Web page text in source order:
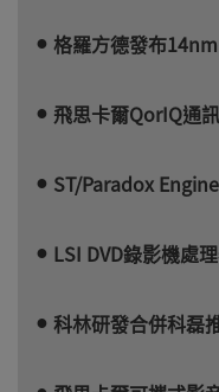
格羅方德發布
飛思卡爾QorIQ通
ST/Paradox
LSI DVD錄影機處
科林研發合併科磊